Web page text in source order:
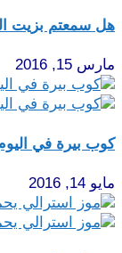
هل سمعتم بزيت
مارس 15, 2016
كوب بيرة في
مايو 14, 2016